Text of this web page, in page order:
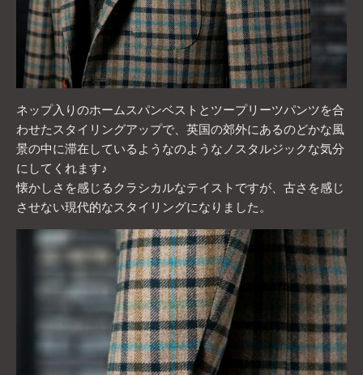
ネップ入りのホームスパンベストとツープリーツパンツを合
わせたスタイリングアップで、英国の郊外にあるのどかな風
景の中に滞在しているようなのようなノスタルジックな気分
にしてくれます♪
懐かしさを感じるクラシカルなテイストですが、古さを感じ
させない現代的なスタイリングになりました。